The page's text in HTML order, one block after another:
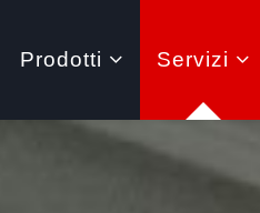
Prodotti Servizi